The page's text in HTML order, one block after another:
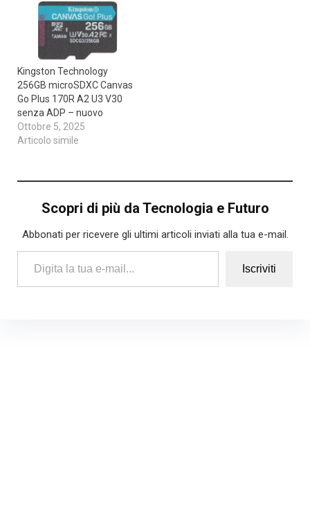
Kingston Technology
256GB microSDXC Canvas
Go Plus 170R A2 U3 V30
senza ADP – nuovo
Ottobre 5, 2025
Articolo simile
Scopri di più da Tecnologia e Futuro
Abbonati per ricevere gli ultimi articoli inviati alla tua e-mail.
Digita la tua e-mail...
Iscriviti